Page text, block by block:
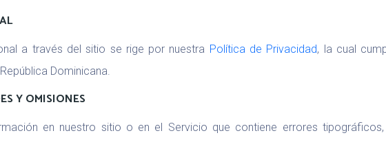
a través del sitio se rige por nuestra Política de Privacidad, la cual
Dominicana.
Y OMISIONES
en nuestro sitio o en el Servicio que contiene errores